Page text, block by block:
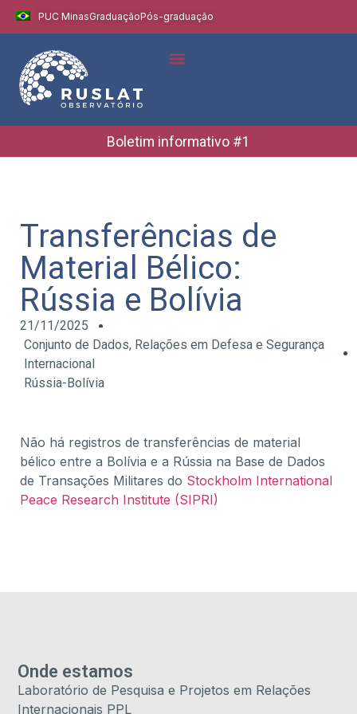
PUC MinasGraduaçãoPós-graduação
Boletim informativo #1
Transferências de
Material Bélico:
Rússia e Bolívia
21/11/2025
Conjunto de Dados, Relações em Defesa e Segurança
Internacional
Rússia-Bolívia
Não há registros de transferências de material
bélico entre a Bolívia e a Rússia na Base de Dados
de Transações Militares do Stockholm International
Peace Research Institute (SIPRI)
Onde estamos
Laboratório de Pesquisa e Projetos em Relações
Internacionais PPL